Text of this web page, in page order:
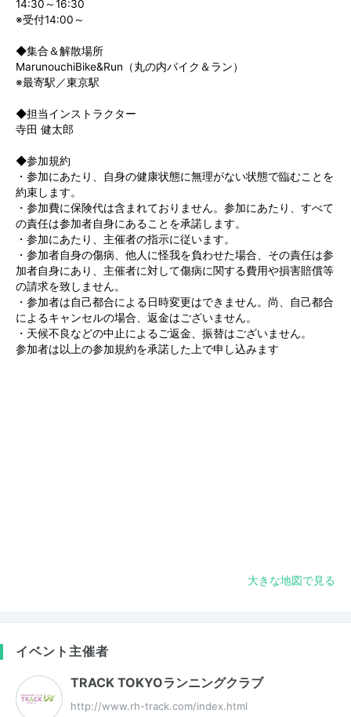
14:30～16:30
※受付14:00～
◆集合＆解散場所
MarunouchiBike&Run（丸の内バイク＆ラン）
※最寄駅／東京駅
◆担当インストラクター
寺田 健太郎
◆参加規約
・参加にあたり、自身の健康状態に無理がない状態で臨むことを
約束します。
・参加費に保険代は含まれておりません。参加にあたり、すべて
の責任は参加者自身にあることを承諾します。
・参加にあたり、主催者の指示に従います。
・参加者自身の傷病、他人に怪我を負わせた場合、その責任は参
加者自身にあり、主催者に対して傷病に関する費用や損害賠償等
の請求を致しません。
・参加者は自己都合による日時変更はできません。尚、自己都合
によるキャンセルの場合、返金はございません。
・天候不良などの中止によるご返金、振替はございません。
参加者は以上の参加規約を承諾した上で申し込みます
大きな地図で見る
イベント主催者
TRACK TOKYOランニングクラブ
http://www.rh-track.com/index.html